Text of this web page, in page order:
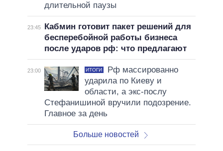
длительной паузы
23:45
Кабмин готовит пакет решений для
бесперебойной работы бизнеса
после ударов рф: что предлагают
23:00 ИТОГИ
Рф массированно
ударила по Киеву и
области, а экс-послу
Стефанишиной вручили подозрение.
Главное за день
Больше новостей